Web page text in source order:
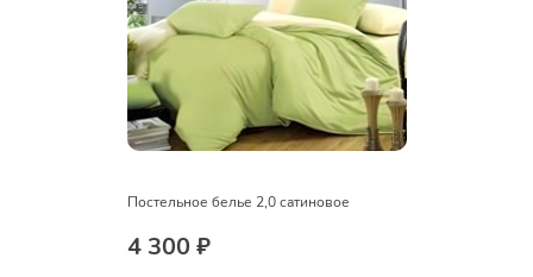
Постельное белье 2,0 сатиновое
4 300 ₽